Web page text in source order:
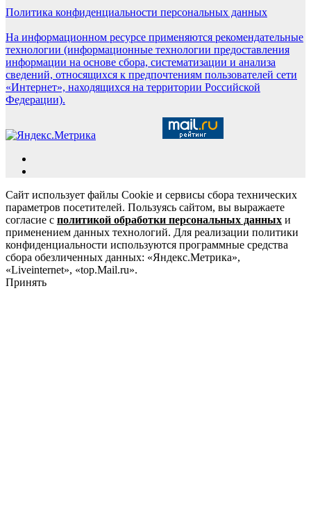
Политика конфиденциальности персональных данных
На информационном ресурсе применяются рекомендательные
технологии (информационные технологии предоставления
информации на основе сбора, систематизации и анализа
сведений, относящихся к предпочтениям пользователей сети
«Интернет», находящихся на территории Российской
Федерации).
Сайт использует файлы Cookie и сервисы сбора технических
параметров посетителей. Пользуясь сайтом, вы выражаете
согласие с политикой обработки персональных данных и
применением данных технологий. Для реализации политики
конфиденциальности используются программные средства
сбора обезличенных данных: «Яндекс.Метрика»,
«Liveinternet», «top.Mail.ru».
Принять